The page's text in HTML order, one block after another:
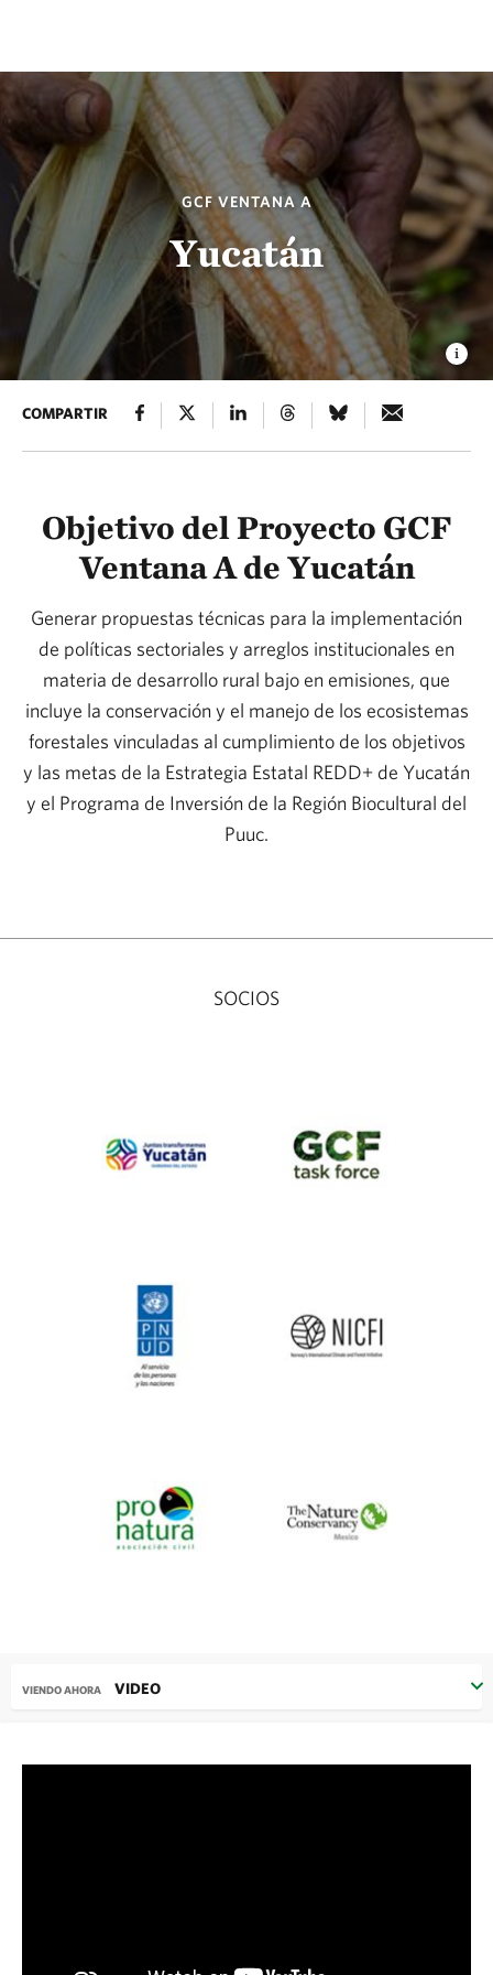
GCF VENTANA A
Yucatán
COMPARTIR
Objetivo del Proyecto GCF
Ventana A de Yucatán
Generar propuestas técnicas para la implementación
de políticas sectoriales y arreglos institucionales en
materia de desarrollo rural bajo en emisiones, que
incluye la conservación y el manejo de los ecosistemas
forestales vinculadas al cumplimiento de los objetivos
y las metas de la Estrategia Estatal REDD+ de Yucatán
y el Programa de Inversión de la Región Biocultural del
Puuc.
SOCIOS
VIENDO AHORA VIDEO